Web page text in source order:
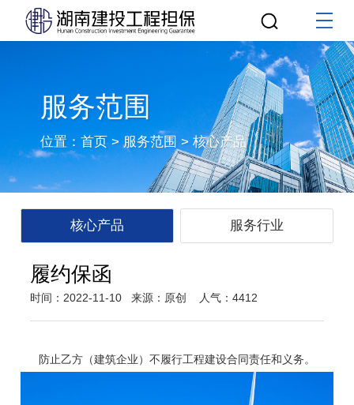
服务范围
位置：首页>服务范围 >核心产品
核心产品 服务行业
履约保函
时间：2022-11-10 来源：原创 人气：4412
防止乙方（建筑企业）不履行工程建设合同责任和义务。